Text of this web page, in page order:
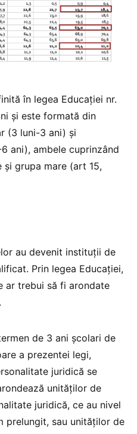
în legea Educației nr.
și este formată din
(3 luni-3 ani) și
ani), ambele cuprinzând
grupa mare (art 15,
au devenit instituții de
Prin legea Educației,
ar trebui să fi arondate
de 3 ani școlari de
a prezentei legi,
juridică se
unităților de
juridică, ce au nivel
prelungit, sau unităților de